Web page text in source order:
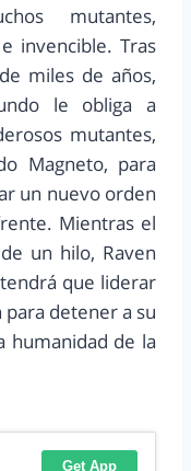
mutantes,
invencible. Tras
miles de años,
le obliga a
mutantes,
Magneto, para
un nuevo orden
Mientras el
un hilo, Raven
que liderar
detener a su
humanidad de la